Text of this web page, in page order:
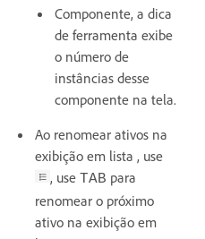
Componente, a dica
de ferramenta exibe
o número de
instâncias desse
componente na tela.
Ao renomear ativos na
exibição em lista , use
, use TAB para
renomear o próximo
ativo na exibição em